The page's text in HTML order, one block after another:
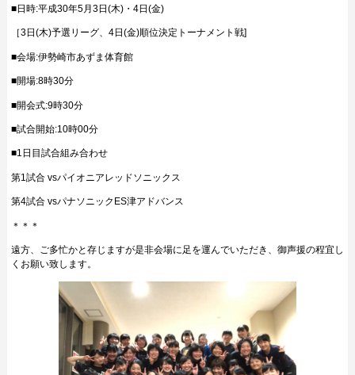
■日時:平成30年5月3日(木)・4日(金)
［3日(木)予選リーグ、4日(金)順位決定トーナメント戦]
■会場:伊勢崎市あずま体育館
■開場:8時30分
■開会式:9時30分
■試合開始:10時00分
■1日目試合組み合わせ
第1試合 vsパイオニアレッドソニックス
第4試合 vsパナソニックES津アドバンス
＊＊＊
遠方、ご多忙かと存じますが是非会場に足を運んでいただき、御声援の程宜し
くお願い致します。